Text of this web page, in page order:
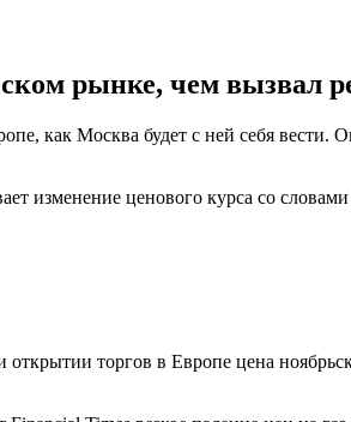
рынке, чем вызвал
как Москва будет с ней себя вести.
изменение ценового курса со
торгов в Европе цена